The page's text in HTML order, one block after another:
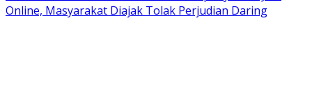
Online, Masyarakat Diajak Tolak Perjudian Daring